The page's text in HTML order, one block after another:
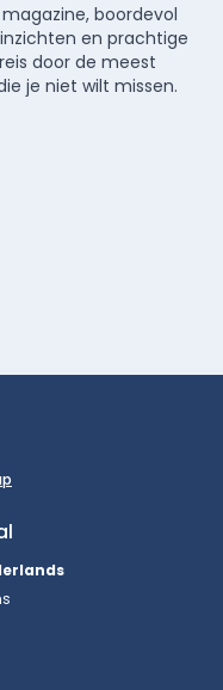
boordevol
en prachtige
door de meest
je niet wilt missen.